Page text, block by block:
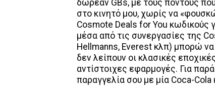
δωρεάν GBs, με τους πόντους
στο κινητό μου, χωρίς να
Cosmote Deals for You κωδικούς
μέσα από τις συνεργασίες της
Hellmanns, Everest κλπ) μπορώ
δεν λείπουν οι κλασικές
αντίστοιχες εφαρμογές. Για
παραγγελία σου με μία Coca-Cola